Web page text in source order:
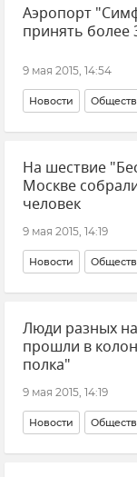
Аэропорт
принять более
9 мая 2015, 14:54
Новости
На шествие
Москве
человек
9 мая 2015, 14:19
Новости
Люди разных
прошли в
полка"
9 мая 2015, 14:19
Новости